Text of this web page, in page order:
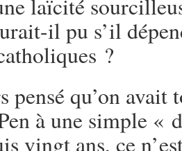
laïcité
il pu s’il
?
pensé qu’on
à une simple «
vingt ans, ce